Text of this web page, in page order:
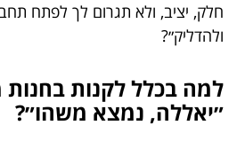
חלק, יציב, ולא תגרום לך לפתח
ולהדליק״?
למה בכלל לקנות בחנות
״יאללה, נמצא משהו״?